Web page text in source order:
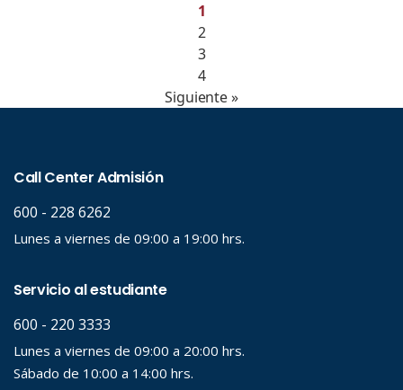
1
2
3
4
Siguiente »